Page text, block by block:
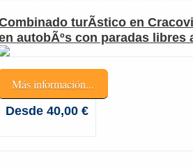
turÃ­stico en
autobÃºs con paradas libres
Más información...
Desde 40,00 €